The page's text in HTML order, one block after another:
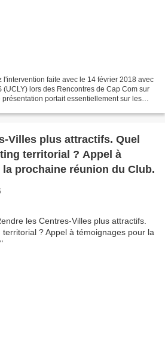
l'intervention faite avec le 14 février 2018 avec
(UCLY) lors des Rencontres de Cap Com sur
portait essentiellement sur les
Villes plus attractifs. Quel
territorial ? Appel à
prochaine réunion du Club.